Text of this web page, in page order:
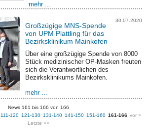
mehr ...
30.07.2020
Großzügige MNS-Spende
von UPM Plattling für das
Bezirksklinikum Mainkofen
Über eine großzügige Spende von 8000
Stück medizinischer OP-Masken freuten
sich die Verantwortlichen des
Bezirksklinikums Mainkofen.
mehr ...
News 161 bis 166 von 166
111-120 121-130 131-140 141-150 151-160 161-166 vor >
Letzte >>